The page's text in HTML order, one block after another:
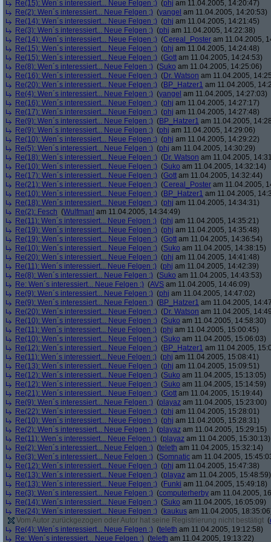
Re(15): Wen´s interessiert... Neue Felgen ;) (phj am 11.04.2005, 14:20:47)
Re(2): Wen´s interessiert... Neue Felgen ;) (yangel am 11.04.2005, 14:20:53)
Re(14): Wen´s interessiert... Neue Felgen ;) (phj am 11.04.2005, 14:21:45)
Re(3): Wen´s interessiert... Neue Felgen ;) (phj am 11.04.2005, 14:22:38)
Re(14): Wen´s interessiert... Neue Felgen ;) (Cereal_Poster am 11.04.2005,
Re(15): Wen´s interessiert... Neue Felgen ;) (phj am 11.04.2005, 14:24:48)
Re(15): Wen´s interessiert... Neue Felgen ;) (Gott am 11.04.2005, 14:24:53)
Re(8): Wen´s interessiert... Neue Felgen ;) (Suko am 11.04.2005, 14:25:06)
Re(16): Wen´s interessiert... Neue Felgen ;) (Dr. Watson am 11.04.2005,
Re(20): Wen´s interessiert... Neue Felgen ;) (BP_Hatzer1 am 11.04.2005,
Re(4): Wen´s interessiert... Neue Felgen ;) (yangel am 11.04.2005, 14:27:03)
Re(16): Wen´s interessiert... Neue Felgen ;) (phj am 11.04.2005, 14:27:17)
Re(17): Wen´s interessiert... Neue Felgen ;) (phj am 11.04.2005, 14:27:48)
Re(9): Wen´s interessiert... Neue Felgen ;) (BP_Hatzer1 am 11.04.2005,
Re(9): Wen´s interessiert... Neue Felgen ;) (phj am 11.04.2005, 14:29:06)
Re(10): Wen´s interessiert... Neue Felgen ;) (phj am 11.04.2005, 14:29:22)
Re(5): Wen´s interessiert... Neue Felgen ;) (phj am 11.04.2005, 14:30:29)
Re(18): Wen´s interessiert... Neue Felgen ;) (Dr. Watson am 11.04.2005,
Re(10): Wen´s interessiert... Neue Felgen ;) (Suko am 11.04.2005, 14:32:14)
Re(17): Wen´s interessiert... Neue Felgen ;) (Gott am 11.04.2005, 14:32:44)
Re(21): Wen´s interessiert... Neue Felgen ;) (Cereal_Poster am 11.04.2005,
Re(10): Wen´s interessiert... Neue Felgen ;) (BP_Hatzer1 am 11.04.2005,
Re(18): Wen´s interessiert... Neue Felgen ;) (phj am 11.04.2005, 14:34:31)
Re(2): Fesch (Wulfman! am 11.04.2005, 14:34:49)
Re(11): Wen´s interessiert... Neue Felgen ;) (phj am 11.04.2005, 14:35:21)
Re(19): Wen´s interessiert... Neue Felgen ;) (phj am 11.04.2005, 14:35:48)
Re(19): Wen´s interessiert... Neue Felgen ;) (Gott am 11.04.2005, 14:36:54)
Re(10): Wen´s interessiert... Neue Felgen ;) (Suko am 11.04.2005, 14:38:15)
Re(20): Wen´s interessiert... Neue Felgen ;) (phj am 11.04.2005, 14:41:48)
Re(11): Wen´s interessiert... Neue Felgen ;) (phj am 11.04.2005, 14:42:39)
Re(8): Wen´s interessiert... Neue Felgen ;) (Suko am 11.04.2005, 14:43:53)
Re: Wen´s interessiert... Neue Felgen ;) (AVS am 11.04.2005, 14:46:09)
Re(9): Wen´s interessiert... Neue Felgen ;) (phj am 11.04.2005, 14:47:02)
Re(9): Wen´s interessiert... Neue Felgen ;) (BP_Hatzer1 am 11.04.2005,
Re(20): Wen´s interessiert... Neue Felgen ;) (Dr. Watson am 11.04.2005,
Re(10): Wen´s interessiert... Neue Felgen ;) (Suko am 11.04.2005, 14:58:30)
Re(11): Wen´s interessiert... Neue Felgen ;) (phj am 11.04.2005, 15:00:45)
Re(10): Wen´s interessiert... Neue Felgen ;) (Suko am 11.04.2005, 15:06:03)
Re(12): Wen´s interessiert... Neue Felgen ;) (BP_Hatzer1 am 11.04.2005,
Re(11): Wen´s interessiert... Neue Felgen ;) (phj am 11.04.2005, 15:08:41)
Re(13): Wen´s interessiert... Neue Felgen ;) (phj am 11.04.2005, 15:09:51)
Re(12): Wen´s interessiert... Neue Felgen ;) (Suko am 11.04.2005, 15:13:05)
Re(12): Wen´s interessiert... Neue Felgen ;) (Suko am 11.04.2005, 15:14:59)
Re(21): Wen´s interessiert... Neue Felgen ;) (Gott am 11.04.2005, 15:19:44)
Re(9): Wen´s interessiert... Neue Felgen ;) (playaz am 11.04.2005, 15:23:00)
Re(22): Wen´s interessiert... Neue Felgen ;) (phj am 11.04.2005, 15:28:01)
Re(10): Wen´s interessiert... Neue Felgen ;) (phj am 11.04.2005, 15:28:31)
Re(2): Wen´s interessiert... Neue Felgen ;) (playaz am 11.04.2005, 15:29:15)
Re(11): Wen´s interessiert... Neue Felgen ;) (playaz am 11.04.2005, 15:30:13)
Re(2): Wen´s interessiert... Neue Felgen ;) (teleth am 11.04.2005, 15:32:14)
Re(3): Wen´s interessiert... Neue Felgen ;) (Somnatic am 11.04.2005,
Re(12): Wen´s interessiert... Neue Felgen ;) (phj am 11.04.2005, 15:47:38)
Re(13): Wen´s interessiert... Neue Felgen ;) (playaz am 11.04.2005, 15:48:59)
Re(13): Wen´s interessiert... Neue Felgen ;) (Funki am 11.04.2005, 15:49:18)
Re(3): Wen´s interessiert... Neue Felgen ;) (computerherby am 11.04.2005,
Re(14): Wen´s interessiert... Neue Felgen ;) (Suko am 11.04.2005, 16:05:09)
Re(24): Wen´s interessiert... Neue Felgen ;) (kaukus am 11.04.2005,
Vom Autor zurückgezogen oder Autor hat seine Registrierung nicht bestätigt (
Re(4): Wen´s interessiert... Neue Felgen ;) (teleth am 11.04.2005, 19:12:58)
Re: Wen´s interessiert... Neue Felgen ;) (teleth am 11.04.2005, 19:13:22)